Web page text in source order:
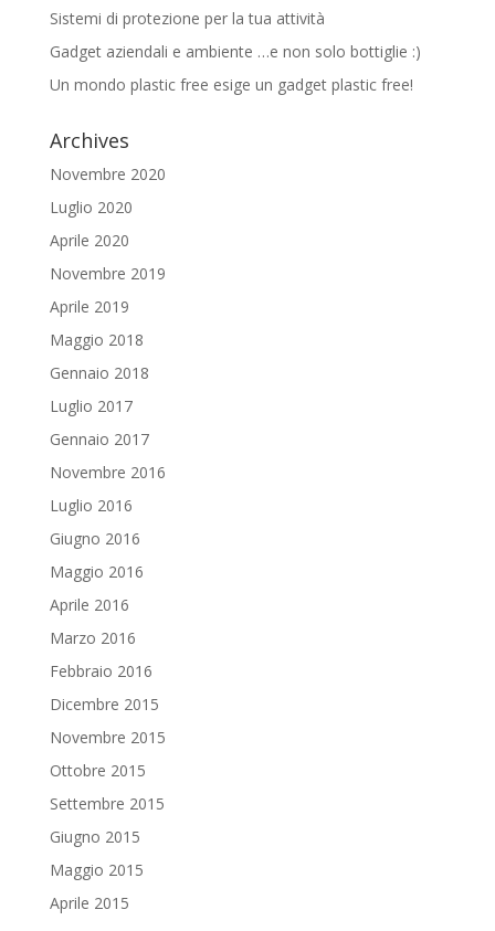
Sistemi di protezione per la tua attività
Gadget aziendali e ambiente …e non solo bottiglie :)
Un mondo plastic free esige un gadget plastic free!
Archives
Novembre 2020
Luglio 2020
Aprile 2020
Novembre 2019
Aprile 2019
Maggio 2018
Gennaio 2018
Luglio 2017
Gennaio 2017
Novembre 2016
Luglio 2016
Giugno 2016
Maggio 2016
Aprile 2016
Marzo 2016
Febbraio 2016
Dicembre 2015
Novembre 2015
Ottobre 2015
Settembre 2015
Giugno 2015
Maggio 2015
Aprile 2015